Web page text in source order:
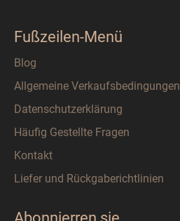
Fußzeilen-Menü
Blog
Allgemeine Verkaufsbedingungen
Datenschutzerklärung
Häufig Gestellte Fragen
Kontakt
Liefer und Rückgaberichtlinien